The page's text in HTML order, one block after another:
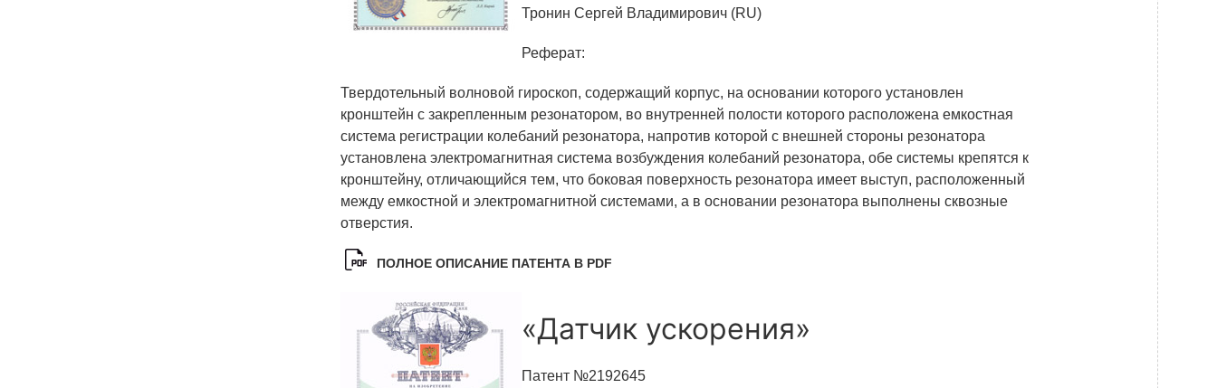
Тронин Сергей Владимирович (RU)
Реферат:
Твердотельный волновой гироскоп, содержащий корпус, на основании которого установлен
кронштейн с закрепленным резонатором, во внутренней полости которого расположена емкостная
система регистрации колебаний резонатора, напротив которой с внешней стороны резонатора
установлена электромагнитная система возбуждения колебаний резонатора, обе системы крепятся к
кронштейну, отличающийся тем, что боковая поверхность резонатора имеет выступ, расположенный
между емкостной и электромагнитной системами, а в основании резонатора выполнены сквозные
отверстия.
ПОЛНОЕ ОПИСАНИЕ ПАТЕНТА В PDF
«Датчик ускорения»
Патент №2192645